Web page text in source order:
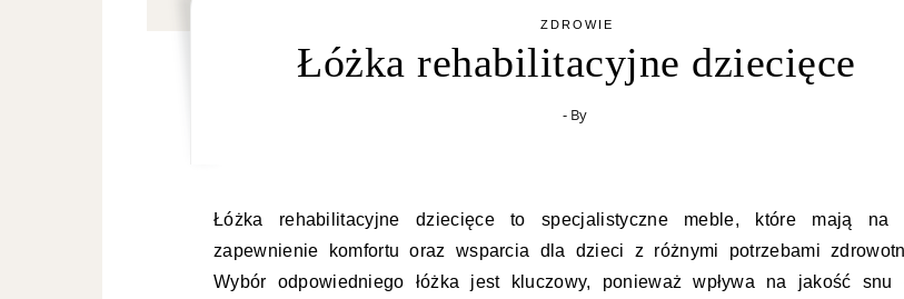
ZDROWIE
Łóżka rehabilitacyjne dziecięce
- By
Łóżka rehabilitacyjne dziecięce to specjalistyczne meble, które mają na
zapewnienie komfortu oraz wsparcia dla dzieci z różnymi potrzebami
Wybór odpowiedniego łóżka jest kluczowy, ponieważ wpływa na jakość snu